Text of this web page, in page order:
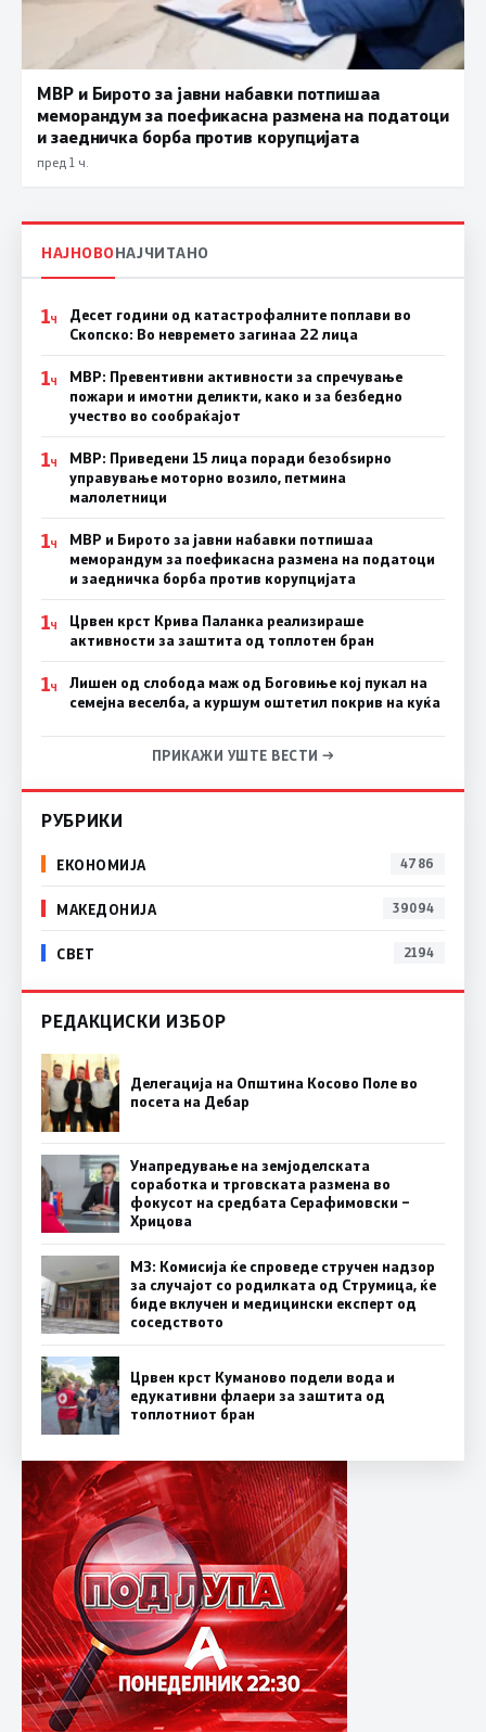
МВР и Бирото за јавни набавки потпишаа
меморандум за поефикасна размена на податоци
и заедничка борба против корупцијата
пред 1 ч.
НАЈНОВОНАЈЧИТАНО
1Ч
Десет години од катастрофалните поплави во
Скопско: Во невремето загинаа 22 лица
1Ч
МВР: Превентивни активности за спречување
пожари и имотни деликти, како и за безбедно
учество во сообраќајот
1Ч
МВР: Приведени 15 лица поради безобѕирно
управување моторно возило, петмина
малолетници
1Ч
МВР и Бирото за јавни набавки потпишаа
меморандум за поефикасна размена на податоци
и заедничка борба против корупцијата
1Ч
Црвен крст Крива Паланка реализираше
активности за заштита од топлотен бран
1Ч
Лишен од слобода маж од Боговиње кој пукал на
семејна веселба, а куршум оштетил покрив на куќа
ПРИКАЖИ УШТЕ ВЕСТИ →
РУБРИКИ
ЕКОНОМИЈА 4786
МАКЕДОНИЈА 39094
СВЕТ 2194
РЕДАКЦИСКИ ИЗБОР
Делегација на Општина Косово Поле во
посета на Дебар
Унапредување на земјоделската
соработка и трговската размена во
фокусот на средбата Серафимовски –
Хрицова
МЗ: Комисија ќе спроведе стручен надзор
за случајот со родилката од Струмица, ќе
биде вклучен и медицински експерт од
соседството
Црвен крст Куманово подели вода и
едукативни флаери за заштита од
топлотниот бран